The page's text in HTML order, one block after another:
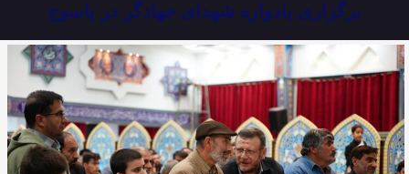
برگزاری یادواره شهدای جهادگر در یاسوج